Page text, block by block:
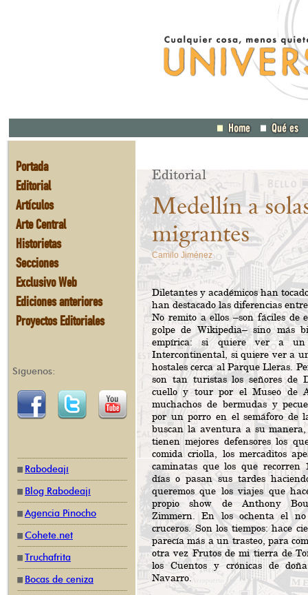
Portada
Editorial
Artículos
Arte Central
Historietas
Secciones
Exclusivo Web
Ediciones anteriores
Proyectos Editoriales
Síguenos:
Rabodeají
Blog Rabodeají
Agencia Pinocho
Cohete.net
Truchafrita
Bocas de ceniza
Editorial
Medellín a
migrantes
Camilo Jiménez
Diletantes y académicos han
han destacado las diferencias
No remito a ellos –son fáciles de
golpe de Wikipedia– sino más
empírica: si quiere ver a
Intercontinental, si quiere ver a
hostales cerca al Parque Lleras.
son tan turistas los señores de
cuello y tour por el Museo de
muchachos de bermudas y
por un porro en el semáforo de
buscan la aventura a su
tienen mejores defensores los
comida criolla, los mercaditos
caminatas que los que recorren
días o pasan sus tardes
queremos que los viajes que
propio show de Anthony
Zimmern. En los ochenta el
cruceros. Son los tiempos: hace
parecía más a un trasteo, para
otra vez Frutos de mi tierra de
los Cuentos y crónicas de
Navarro.